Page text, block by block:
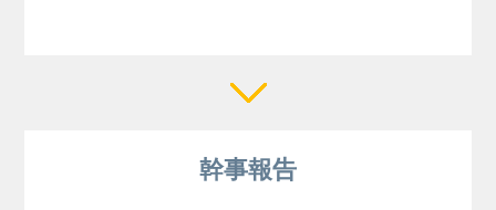
幹事報告